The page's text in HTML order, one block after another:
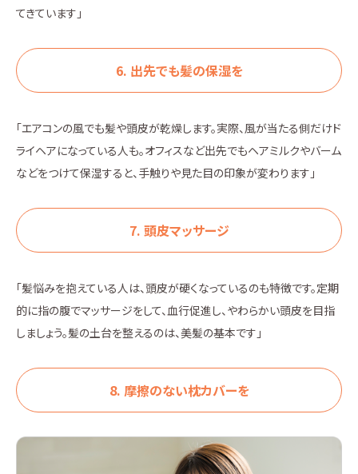
てきています」
6. 出先でも髪の保湿を
「エアコンの風でも髪や頭皮が乾燥します。実際、風が当たる側だけド
ライヘアになっている人も。オフィスなど出先でもヘアミルクやバーム
などをつけて保湿すると、手触りや見た目の印象が変わります」
7. 頭皮マッサージ
「髪悩みを抱えている人は、頭皮が硬くなっているのも特徴です。定期
的に指の腹でマッサージをして、血行促進し、やわらかい頭皮を目指
しましょう。髪の土台を整えるのは、美髪の基本です」
8. 摩擦のない枕カバーを